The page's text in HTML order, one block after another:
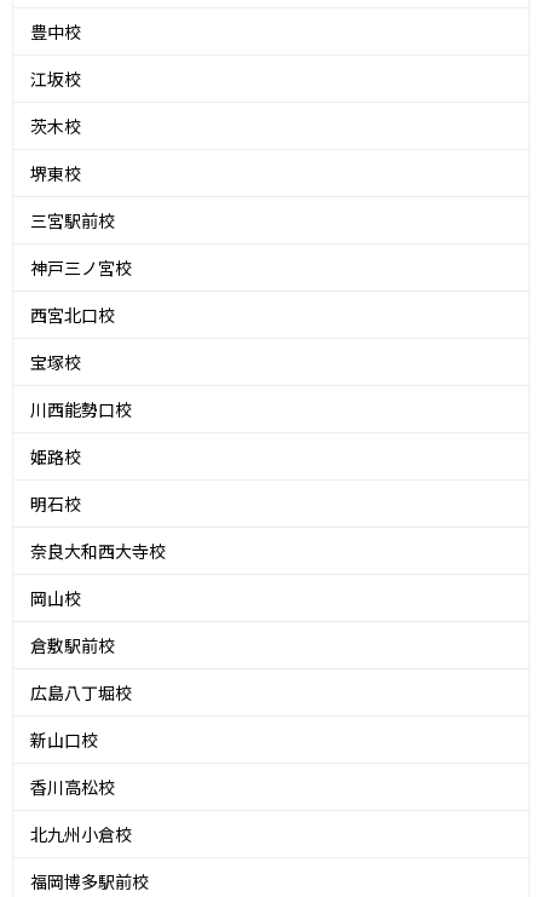
豊中校
江坂校
茨木校
堺東校
三宮駅前校
神戸三ノ宮校
西宮北口校
宝塚校
川西能勢口校
姫路校
明石校
奈良大和西大寺校
岡山校
倉敷駅前校
広島八丁堀校
新山口校
香川高松校
北九州小倉校
福岡博多駅前校